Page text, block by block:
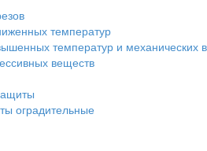
температур
температур и механических
веществ
оградительные